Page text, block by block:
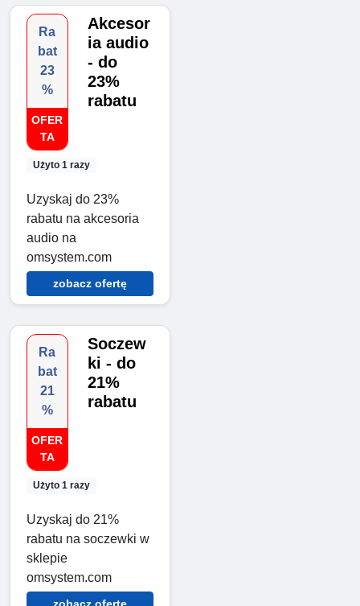
Ra
bat
23
%
OFER
TA
Użyto 1 razy
Akcesor
ia audio
- do
23%
rabatu
Uzyskaj do 23%
rabatu na akcesoria
audio na
omsystem.com
zobacz ofertę
Ra
bat
21
%
OFER
TA
Użyto 1 razy
Soczew
ki - do
21%
rabatu
Uzyskaj do 21%
rabatu na soczewki w
sklepie
omsystem.com